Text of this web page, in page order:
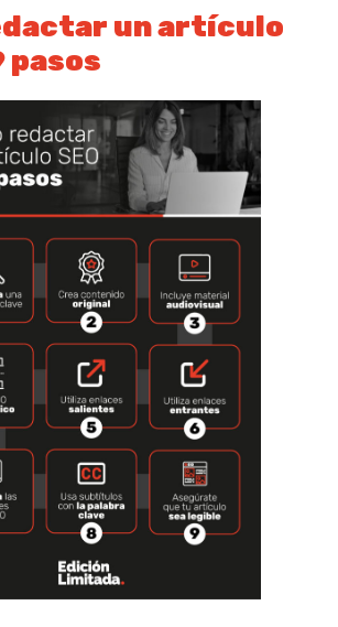
un artículo
pasos